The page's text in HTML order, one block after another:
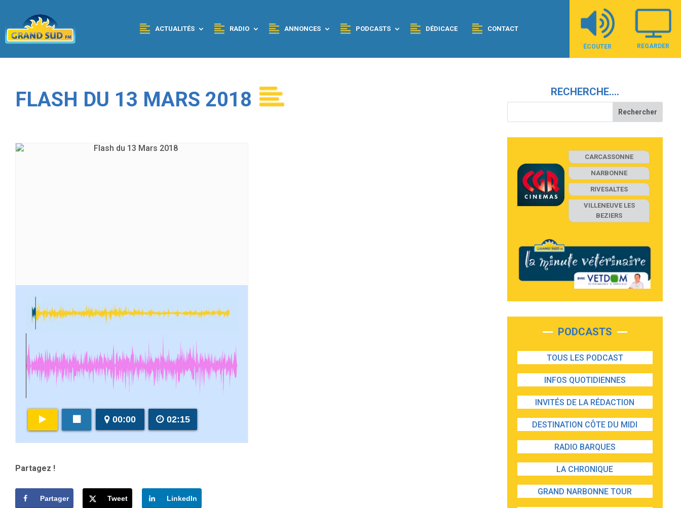
ACTUALITÉS RADIO ANNONCES PODCASTS DÉDICACE CONTACT
ÉCOUTER REGARDER
FLASH DU 13 MARS 2018
00:00 02:15
Partagez !
Partager Tweet LinkedIn
RECHERCHE….
CARCASSONNE
NARBONNE
RIVESALTES
VILLENEUVE LES
BEZIERS
PODCASTS
TOUS LES PODCAST
INFOS QUOTIDIENNES
INVITÉS DE LA RÉDACTION
DESTINATION CÔTE DU MIDI
RADIO BARQUES
LA CHRONIQUE
GRAND NARBONNE TOUR